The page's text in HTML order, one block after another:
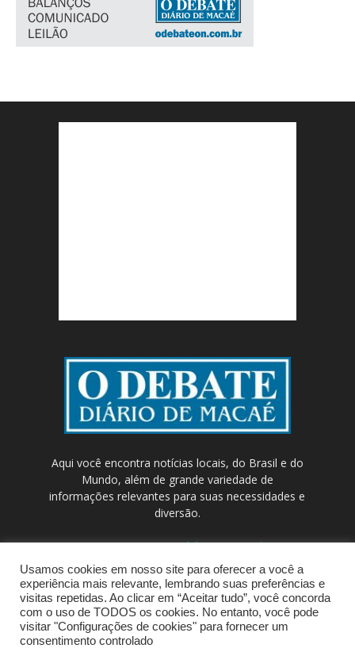
Aqui você encontra notícias locais, do Brasil e do
Mundo, além de grande variedade de
informações relevantes para suas necessidades e
diversão.
Contato:contato@odebateon.com.br /
comercia@odebateon.com.br
Usamos cookies em nosso site para oferecer a você a
experiência mais relevante, lembrando suas preferências e
visitas repetidas. Ao clicar em “Aceitar tudo”, você concorda
com o uso de TODOS os cookies. No entanto, você pode
visitar "Configurações de cookies" para fornecer um
consentimento controlado